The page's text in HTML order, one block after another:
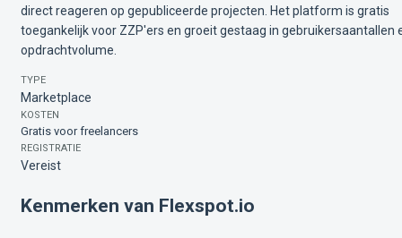
direct reageren op gepubliceerde projecten. Het platform is gratis
toegankelijk voor ZZP'ers en groeit gestaag in gebruikersaantallen
opdrachtvolume.
TYPE
Marketplace
KOSTEN
Gratis voor freelancers
REGISTRATIE
Vereist
Kenmerken van Flexspot.io